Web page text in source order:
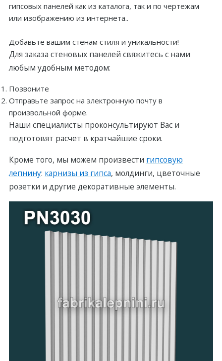
гипсовых панелей как из каталога, так и по чертежам
или изображению из интернета..
Добавьте вашим стенам стиля и уникальности!
Для заказа стеновых панелей свяжитесь с нами
любым удобным методом:
Позвоните
Отправьте запрос на электронную почту в
произвольной форме.
Наши специалисты проконсультируют Вас и
подготовят расчет в кратчайшие сроки.
Кроме того, мы можем произвести гипсовую
лепнину: карнизы из гипса, молдинги, цветочные
розетки и другие декоративные элементы.